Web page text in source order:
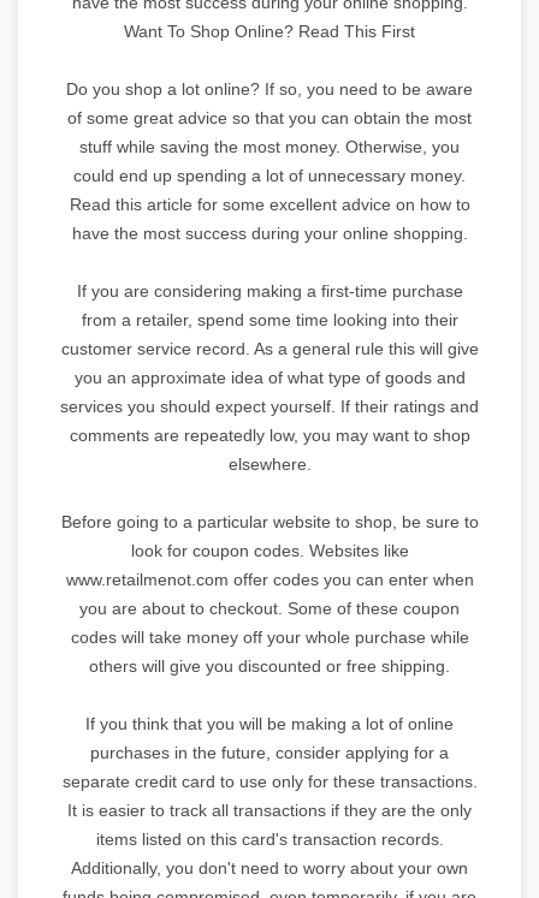
Want To Shop Online? Read This First
Do you shop a lot online? If so, you need to be aware
of some great advice so that you can obtain the most
stuff while saving the most money. Otherwise, you
could end up spending a lot of unnecessary money.
Read this article for some excellent advice on how to
have the most success during your online shopping.
If you are considering making a first-time purchase
from a retailer, spend some time looking into their
customer service record. As a general rule this will give
you an approximate idea of what type of goods and
services you should expect yourself. If their ratings and
comments are repeatedly low, you may want to shop
elsewhere.
Before going to a particular website to shop, be sure to
look for coupon codes. Websites like
www.retailmenot.com offer codes you can enter when
you are about to checkout. Some of these coupon
codes will take money off your whole purchase while
others will give you discounted or free shipping.
If you think that you will be making a lot of online
purchases in the future, consider applying for a
separate credit card to use only for these transactions.
It is easier to track all transactions if they are the only
items listed on this card's transaction records.
Additionally, you don't need to worry about your own